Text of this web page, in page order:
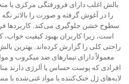
بالش اغلب دارای فرورفتگی مرکزی
را در آغوش گرفته و صورت را بالاتر
سطوح خشن جلوگیری می‌کند. کاربردها
است، زیرا کاربران بهبود کیفیت
راحتی کلی را گزارش کرده‌اند. بهترین
معمولاً دارای تیمارهای ضد میکروب و
افرادی که پوست حساس یا آلرژی دارند
لایه‌های ژل خنک‌کننده یا مواد غنی‌شده با